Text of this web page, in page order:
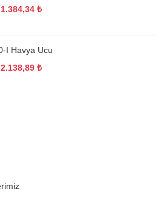
1.384,34 ₺
I Havya Ucu
2.138,89 ₺